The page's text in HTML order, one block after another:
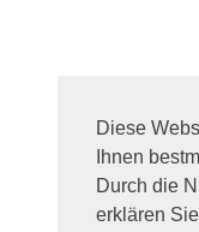
Diese
Ihnen
Durch die
erklären